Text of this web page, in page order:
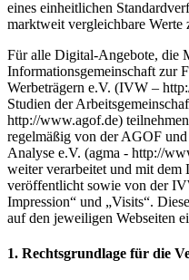
eines einheitlichen
marktweit vergleichbare Werte
Für alle Digital-Angebote, die
Informationsgemeinschaft zur
Werbeträgern e.V. (IVW –
Studien der
http://www.agof.de)
regelmäßig von der AGOF
Analyse e.V. (agma - http://
weiter verarbeitet und mit dem
veröffentlicht sowie von der
Impression“ und „Visits“.
auf den jeweiligen Webseiten
1. Rechtsgrundlage für die